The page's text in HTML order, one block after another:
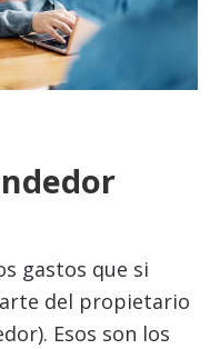
gastos que si
del propietario
Esos son los